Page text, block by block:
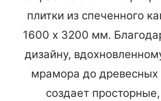
плитки из спеченного
1600 x 3200 мм.
дизайну,
мрамора до древесных
создает